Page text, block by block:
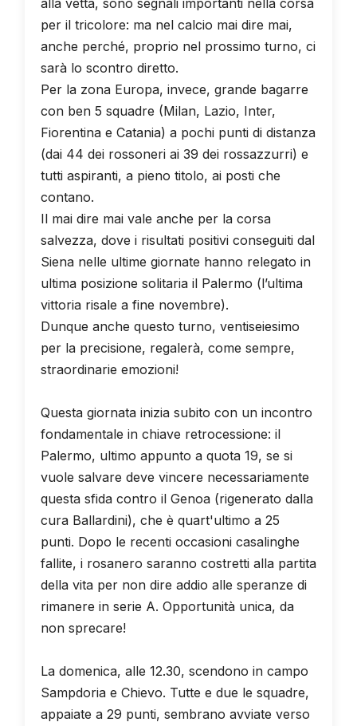
per il tricolore: ma nel calcio mai dire mai,
anche perché, proprio nel prossimo turno, ci
sarà lo scontro diretto.
Per la zona Europa, invece, grande bagarre
con ben 5 squadre (Milan, Lazio, Inter,
Fiorentina e Catania) a pochi punti di distanza
(dai 44 dei rossoneri ai 39 dei rossazzurri) e
tutti aspiranti, a pieno titolo, ai posti che
contano.
Il mai dire mai vale anche per la corsa
salvezza, dove i risultati positivi conseguiti dal
Siena nelle ultime giornate hanno relegato in
ultima posizione solitaria il Palermo (l’ultima
vittoria risale a fine novembre).
Dunque anche questo turno, ventiseiesimo
per la precisione, regalerà, come sempre,
straordinarie emozioni!
Questa giornata inizia subito con un incontro
fondamentale in chiave retrocessione: il
Palermo, ultimo appunto a quota 19, se si
vuole salvare deve vincere necessariamente
questa sfida contro il Genoa (rigenerato dalla
cura Ballardini), che è quart'ultimo a 25
punti. Dopo le recenti occasioni casalinghe
fallite, i rosanero saranno costretti alla partita
della vita per non dire addio alle speranze di
rimanere in serie A. Opportunità unica, da
non sprecare!
La domenica, alle 12.30, scendono in campo
Sampdoria e Chievo. Tutte e due le squadre,
appaiate a 29 punti, sembrano avviate verso